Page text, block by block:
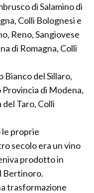
di Salamino di
Colli Bolognesi e
Reno, Sangiovese
di Romagna, Colli
Bianco del Sillaro,
di Modena,
del Taro, Colli
le proprie
secolo era un vino
prodotto in
Bertinoro.
trasformazione